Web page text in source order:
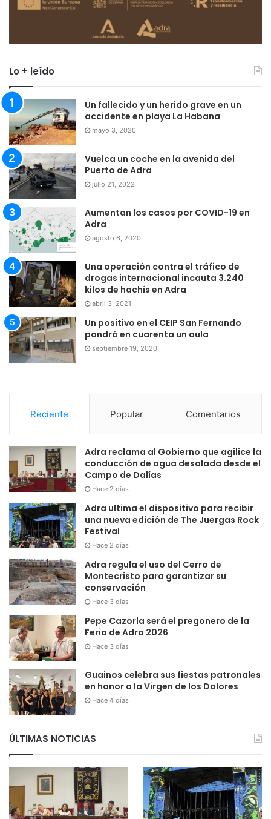
Lo + leído
Un fallecido y un herido grave en un
accidente en playa La Habana
mayo 3, 2020
Vuelca un coche en la avenida del
Puerto de Adra
julio 21, 2022
Aumentan los casos por COVID-19 en
Adra
agosto 6, 2020
Una operación contra el tráfico de
drogas internacional incauta 3.240
kilos de hachís en Adra
abril 3, 2021
Un positivo en el CEIP San Fernando
pondrá en cuarenta un aula
septiembre 19, 2020
Reciente Popular Comentarios
Adra reclama al Gobierno que agilice la
conducción de agua desalada desde el
Campo de Dalías
Hace 2 días
Adra ultima el dispositivo para recibir
una nueva edición de The Juergas Rock
Festival
Hace 2 días
Adra regula el uso del Cerro de
Montecristo para garantizar su
conservación
Hace 3 días
Pepe Cazorla será el pregonero de la
Feria de Adra 2026
Hace 3 días
Guainos celebra sus fiestas patronales
en honor a la Virgen de los Dolores
Hace 4 días
ÚLTIMAS NOTICIAS